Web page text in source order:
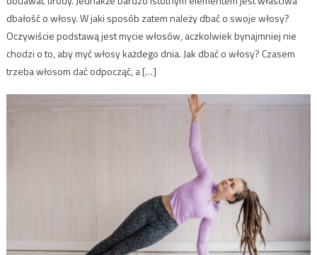
dbałość o włosy. W jaki sposób zatem należy dbać o swoje włosy?
Oczywiście podstawą jest mycie włosów, aczkolwiek bynajmniej nie
chodzi o to, aby myć włosy każdego dnia. Jak dbać o włosy? Czasem
trzeba włosom dać odpocząć, a […]